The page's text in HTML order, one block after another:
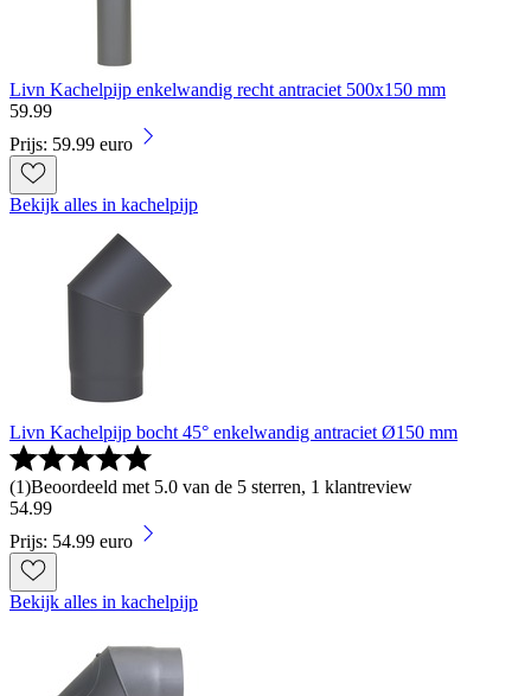
Livn Kachelpijp enkelwandig recht antraciet 500x150 mm
59.99
Prijs: 59.99 euro
Bekijk alles in kachelpijp
Livn Kachelpijp bocht 45° enkelwandig antraciet Ø150 mm
(1)Beoordeeld met 5.0 van de 5 sterren, 1 klantreview
54.99
Prijs: 54.99 euro
Bekijk alles in kachelpijp